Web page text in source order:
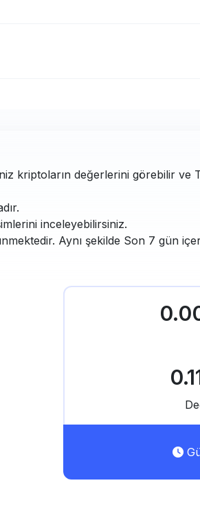
kriptoların değerlerini görebilir ve
inceleyebilirsiniz.
Aynı şekilde Son 7 gün